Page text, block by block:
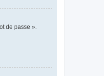
de passe ».